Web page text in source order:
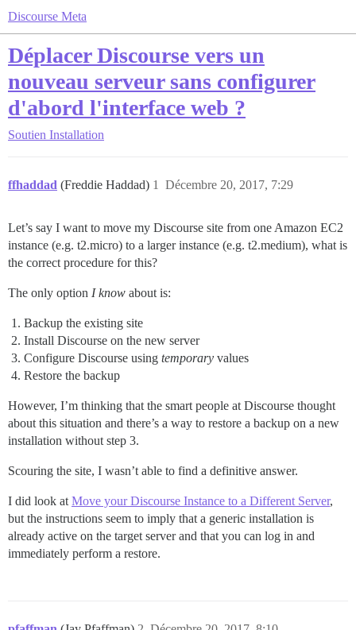
Discourse Meta
Déplacer Discourse vers un
nouveau serveur sans configurer
d'abord l'interface web ?
Soutien Installation
ffhaddad (Freddie Haddad) Décembre 20, 2017, 7:29
1
Let’s say I want to move my Discourse site from one Amazon EC2
instance (e.g. t2.micro) to a larger instance (e.g. t2.medium), what is
the correct procedure for this?
The only option I know about is:
Backup the existing site
Install Discourse on the new server
Configure Discourse using temporary values
Restore the backup
However, I’m thinking that the smart people at Discourse thought
about this situation and there’s a way to restore a backup on a new
installation without step 3.
Scouring the site, I wasn’t able to find a definitive answer.
I did look at Move your Discourse Instance to a Different Server,
but the instructions seem to imply that a generic installation is
already active on the target server and that you can log in and
immediately perform a restore.